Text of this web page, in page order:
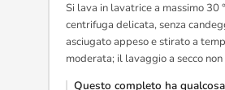
Si lava in lavatrice a massimo 30
centrifuga delicata, senza
asciugato appeso e stirato a
moderata; il lavaggio a secco
Questo completo ha